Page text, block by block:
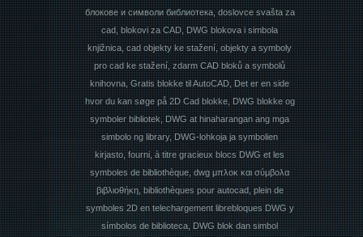
блокове и символи библиотека, doslovce svašta za
cad, blokovi za CAD, DWG blokova i simbola
knjižnica, cad objekty ke stažení, objekty a symboly
pro cad ke stažení, zdarm CAD bloků a symbolů
knihovna, Gratis blokke til AutoCAD, Det er en side
hvor du kan søge på 2D Cad blokke, DWG blokke og
symboler bibliotek, DWG at hinaharangan ang mga
simbolo ng library, DWG-lohkoja ja symbolien
kirjasto, fourni, à titre gracieux blocs DWG et les
symboles de bibliothèque, dwg μπλοκ και σύμβολα
βιβλιοθήκη, bibliothèques pour autocad, plein de
symboles 2D en telechargement librebloques DWG y
símbolos de biblioteca, DWG blok dan simbol